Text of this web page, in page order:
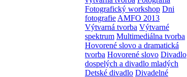
Fotografický workshop Dni
fotografie AMFO 2013
Výtvarná tvorba Výtvarné
spektrum Multimediálna tvorba
Hovorené slovo a dramatická
tvorba Hovorené slovo Divadlo
dospelých a divadlo mladých
Detské divadlo Divadelné